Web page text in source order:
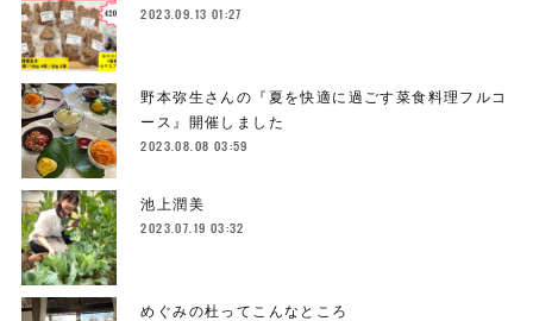
2023.09.13 01:27
野本弥生さんの『夏を快適に過ごす菜食料理フルコ
ース』開催しました
2023.08.08 03:59
池上潤美
2023.07.19 03:32
めぐみの杜ってこんなところ